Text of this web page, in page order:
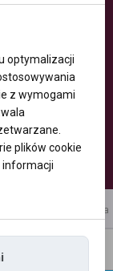
reklama
optymalizacji
z wymogami
plików cookie
informacji